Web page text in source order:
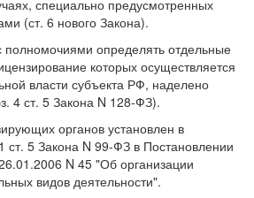
специально предусмотренных
(ст. 6 нового Закона).
определять отдельные
которых осуществляется
власти субъекта РФ, наделено
4 ст. 5 Закона N 128-ФЗ).
органов установлен в
ст. 5 Закона N 99-ФЗ в Постановлении
N 45 "Об организации
видов деятельности".